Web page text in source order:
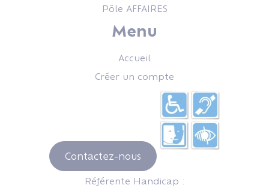
Pôle AFFAIRES
Menu
Accueil
Créer un compte
Contactez-nous
Référente Handicap :